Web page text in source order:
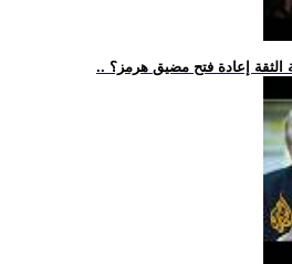
الثقة إعادة فتح مضيق هرمز؟